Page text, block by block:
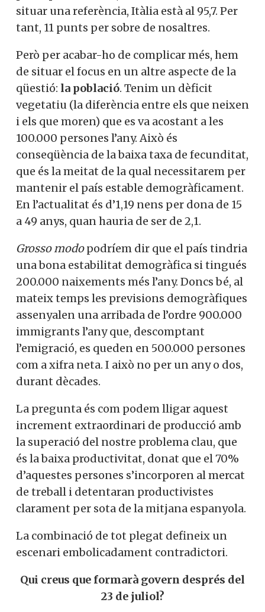
situar una referència, Itàlia està al 95,7. Per
tant, 11 punts per sobre de nosaltres.
Però per acabar-ho de complicar més, hem
de situar el focus en un altre aspecte de la
qüestió: la població. Tenim un dèficit
vegetatiu (la diferència entre els que neixen
i els que moren) que es va acostant a les
100.000 persones l’any. Això és
conseqüència de la baixa taxa de fecunditat,
que és la meitat de la qual necessitarem per
mantenir el país estable demogràficament.
En l’actualitat és d’1,19 nens per dona de 15
a 49 anys, quan hauria de ser de 2,1.
Grosso modopodríem dir que el país tindria
una bona estabilitat demogràfica si tingués
200.000 naixements més l’any. Doncs bé, al
mateix temps les previsions demogràfiques
assenyalen una arribada de l’ordre 900.000
immigrants l’any que, descomptant
l’emigració, es queden en 500.000 persones
com a xifra neta. I això no per un any o dos,
durant dècades.
La pregunta és com podem lligar aquest
increment extraordinari de producció amb
la superació del nostre problema clau, que
és la baixa productivitat, donat que el 70%
d’aquestes persones s’incorporen al mercat
de treball i detentaran productivistes
clarament per sota de la mitjana espanyola.
La combinació de tot plegat defineix un
escenari embolicadament contradictori.
Qui creus que formarà govern després del
23 de juliol?